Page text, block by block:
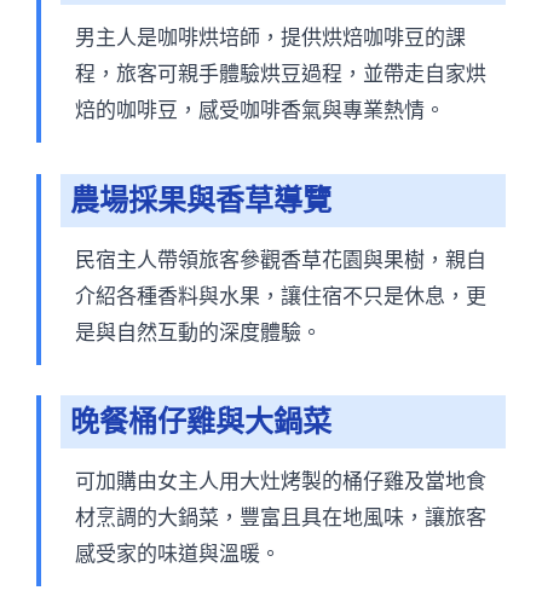
男主人是咖啡烘培師，提供烘焙咖啡豆的課
程，旅客可親手體驗烘豆過程，並帶走自家烘
焙的咖啡豆，感受咖啡香氣與專業熱情。
農場採果與香草導覽
民宿主人帶領旅客參觀香草花園與果樹，親自
介紹各種香料與水果，讓住宿不只是休息，更
是與自然互動的深度體驗。
晚餐桶仔雞與大鍋菜
可加購由女主人用大灶烤製的桶仔雞及當地食
材烹調的大鍋菜，豐富且具在地風味，讓旅客
感受家的味道與溫暖。